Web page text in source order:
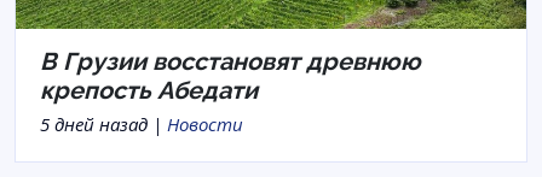
В Грузии восстановят древнюю
крепость Абедати
5 дней назад | Новости